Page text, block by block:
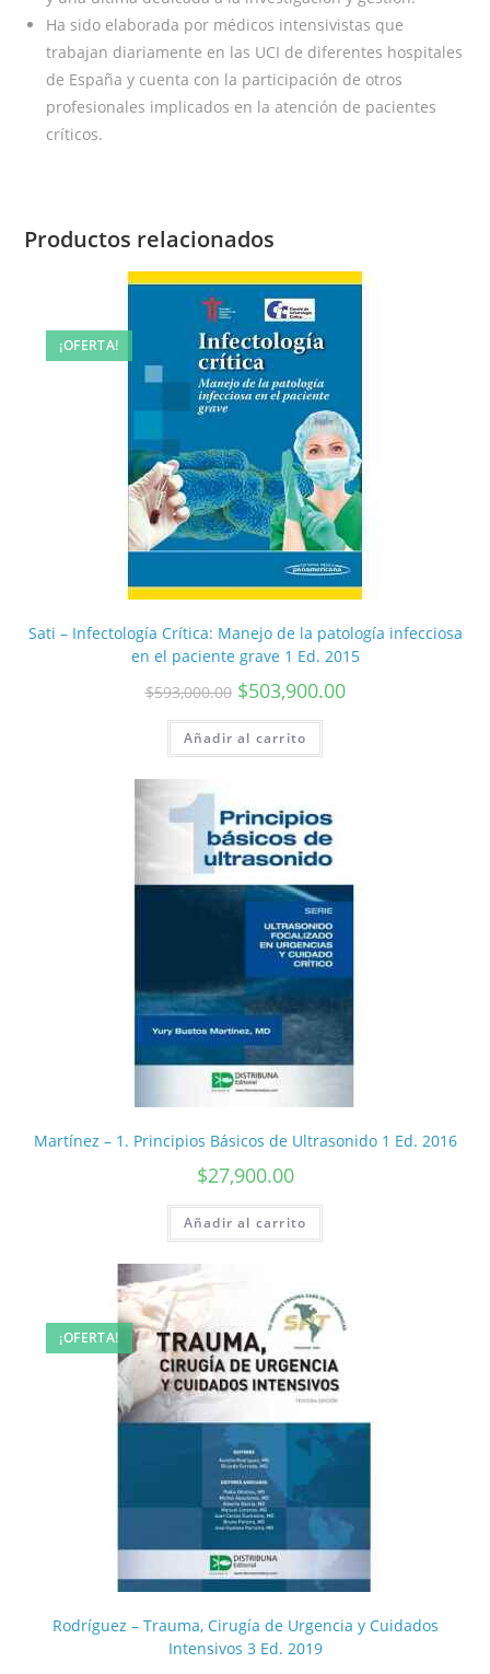
Ha sido elaborada por médicos intensivistas que
trabajan diariamente en las UCI de diferentes hospitales
de España y cuenta con la participación de otros
profesionales implicados en la atención de pacientes
críticos.
Productos relacionados
¡OFERTA!
Sati – Infectología Crítica: Manejo de la patología infecciosa
en el paciente grave 1 Ed. 2015
$593,000.00 $503,900.00
Añadir al carrito
Martínez – 1. Principios Básicos de Ultrasonido 1 Ed. 2016
$27,900.00
Añadir al carrito
¡OFERTA!
Rodríguez – Trauma, Cirugía de Urgencia y Cuidados
Intensivos 3 Ed. 2019